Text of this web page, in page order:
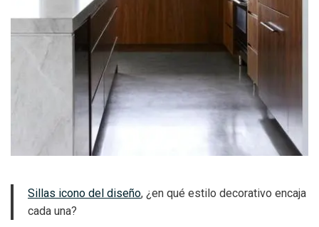
Sillas icono del diseño, ¿en qué estilo decorativo encaja
cada una?